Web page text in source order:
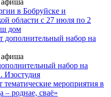
афиша
в Бобруйске и
области с 27 июля по 2
дом
афиша
набор на